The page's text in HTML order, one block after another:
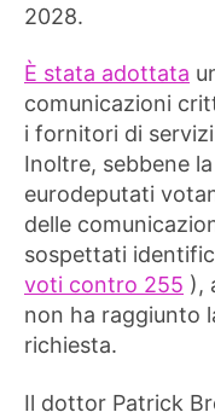
2028.
È stata adottata
comunicazioni
i fornitori di
Inoltre, sebbene
eurodeputati
delle
sospettati
voti contro 255 ),
non ha raggiunto
richiesta.
Il dottor Patrick